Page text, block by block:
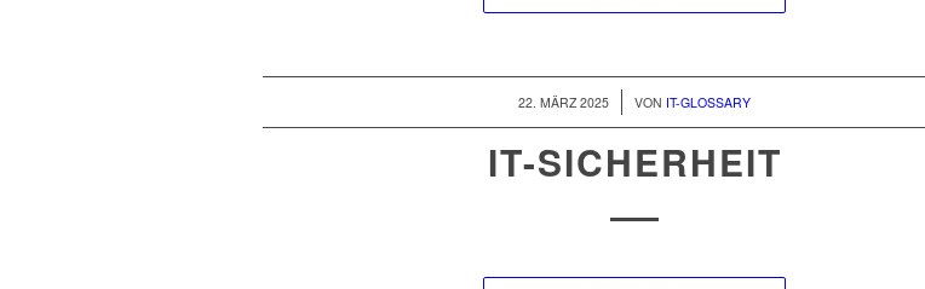
22. MÄRZ 2025
/ VON IT-GLOSSARY
IT-SICHERHEIT